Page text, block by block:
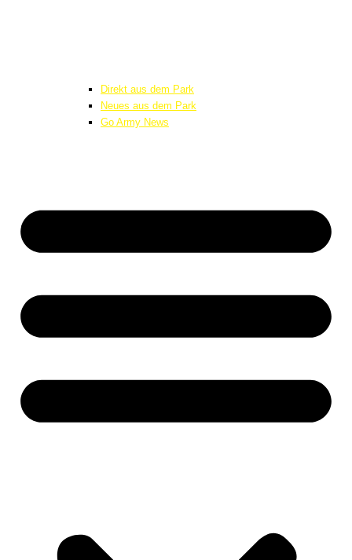
Direkt aus dem Park
Neues aus dem Park
Go Army News